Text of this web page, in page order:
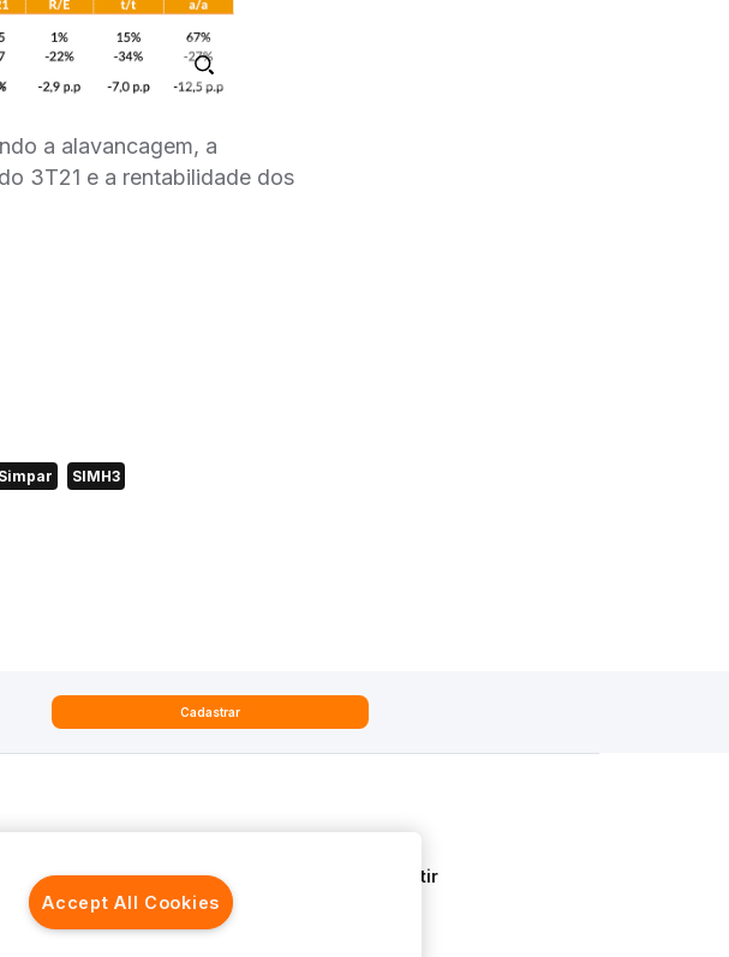
a alavancagem, a
3T21 e a rentabilidade dos
Simpar SIMH3
Cadastrar
Inter Strategy
Inter News RV
Inter News RF
Aprenda a Investir
Accept All Cookies